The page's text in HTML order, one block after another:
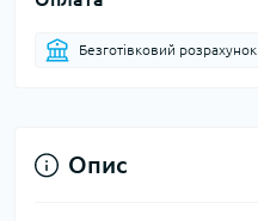
Безготівковий розрахунок
Опис